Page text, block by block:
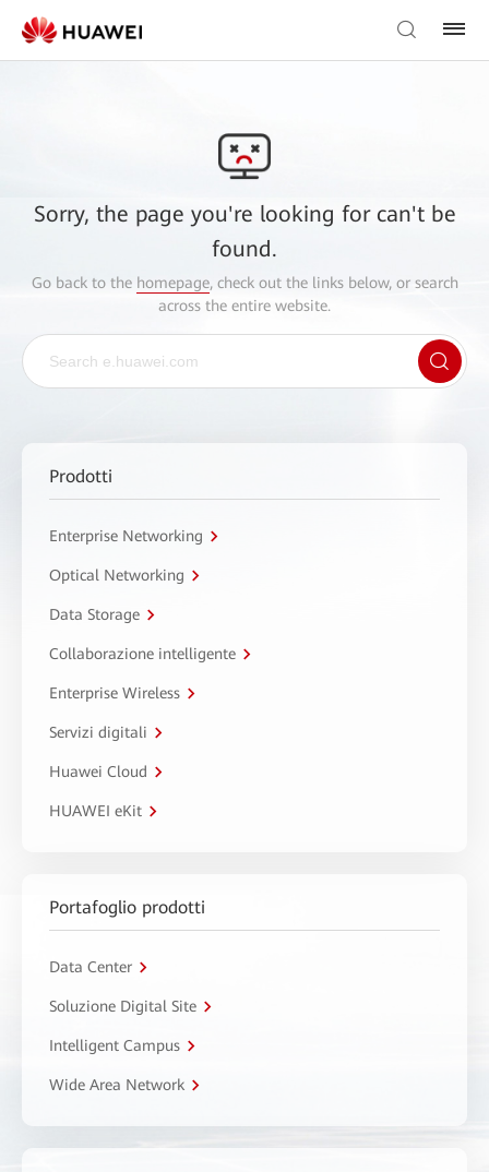
Sorry, the page you're looking for can't be
found.
Go back to the homepage, check out the links below, or search
across the entire website.
Prodotti
Enterprise Networking
Optical Networking
Data Storage
Collaborazione intelligente
Enterprise Wireless
Servizi digitali
Huawei Cloud
HUAWEI eKit
Portafoglio prodotti
Data Center
Soluzione Digital Site
Intelligent Campus
Wide Area Network